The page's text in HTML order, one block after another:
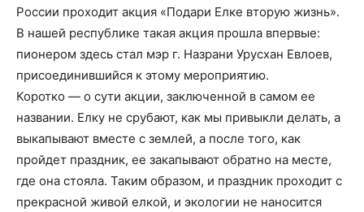
России проходит акция «Подари Елке вторую жизнь».
В нашей республике такая акция прошла впервые:
пионером здесь стал мэр г. Назрани Урусхан Евлоев,
присоединившийся к этому мероприятию.
Коротко — о сути акции, заключенной в самом ее
названии. Елку не срубают, как мы привыкли делать, а
выкапывают вместе с землей, а после того, как
пройдет праздник, ее закапывают обратно на месте,
где она стояла. Таким образом, и праздник проходит с
прекрасной живой елкой, и экологии не наносится